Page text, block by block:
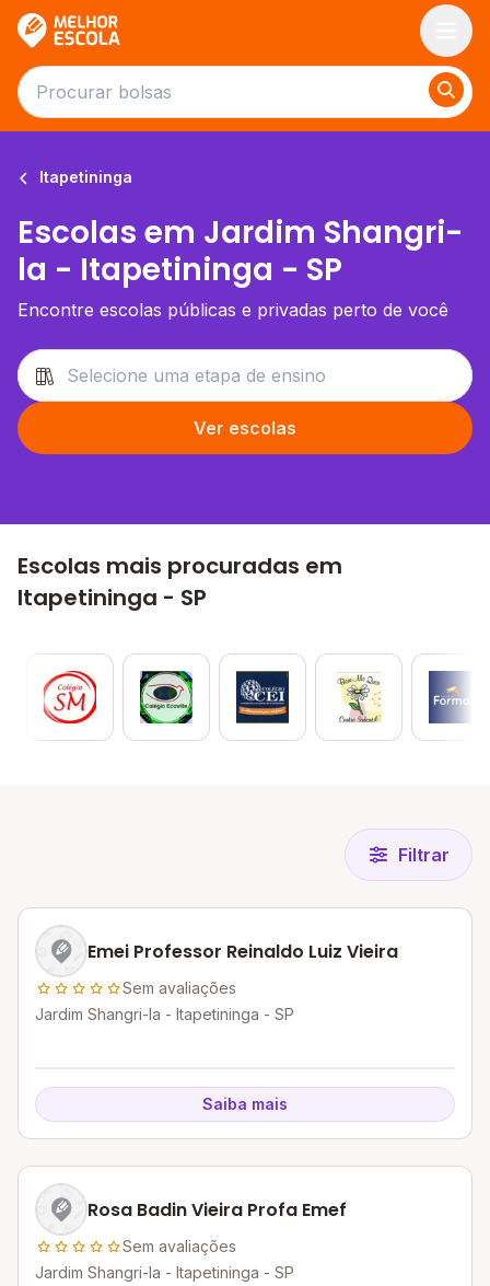
Itapetininga
Escolas em Jardim Shangri-
la - Itapetininga - SP
Encontre escolas públicas e privadas perto de você
Ver escolas
Escolas mais procuradas em
Itapetininga - SP
Filtrar
Emei Professor Reinaldo Luiz Vieira
Sem avaliações
Jardim Shangri-la - Itapetininga - SP
Saiba mais
Rosa Badin Vieira Profa Emef
Sem avaliações
Jardim Shangri-la - Itapetininga - SP